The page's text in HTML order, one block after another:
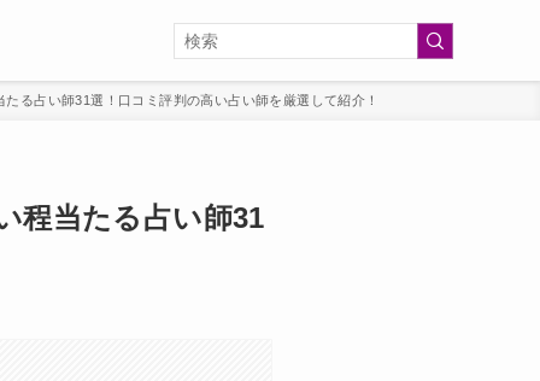
る占い師31選！口コミ評判の高い占い師を厳選して紹介！
程当たる占い師31